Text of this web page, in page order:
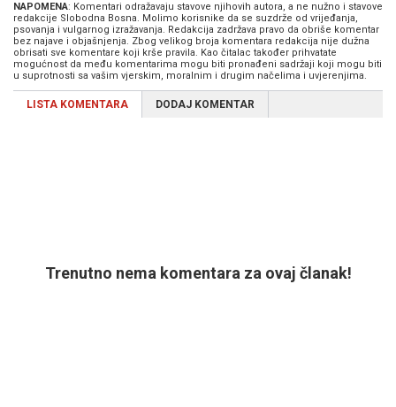
NAPOMENA: Komentari odražavaju stavove njihovih autora, a ne nužno i stavove
redakcije Slobodna Bosna. Molimo korisnike da se suzdrže od vrijeđanja,
psovanja i vulgarnog izražavanja. Redakcija zadržava pravo da obriše komentar
bez najave i objašnjenja. Zbog velikog broja komentara redakcija nije dužna
obrisati sve komentare koji krše pravila. Kao čitalac također prihvatate
mogućnost da među komentarima mogu biti pronađeni sadržaji koji mogu biti
u suprotnosti sa vašim vjerskim, moralnim i drugim načelima i uvjerenjima.
LISTA KOMENTARA DODAJ KOMENTAR
Trenutno nema komentara za ovaj članak!